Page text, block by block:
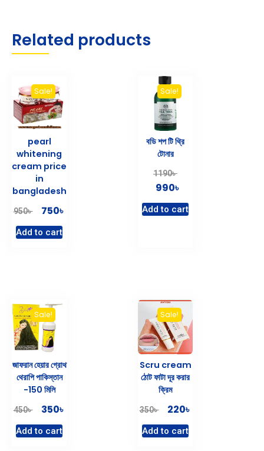
Related products
Sale!
pearl
whitening
cream price
in
bangladesh
950৳ 750৳
Add to cart
Sale!
বডি শপ টি থ্রি
টোনার
1190৳
990৳
Add to cart
Sale!
জাফরান হেয়ার গ্রোথ
থেরাপি পাকিস্তান
-150 মিলি
450৳ 350৳
Add to cart
Sale!
Scru cream
ঠোট ফাটা দূর করার
ক্রিম
350৳ 220৳
Add to cart